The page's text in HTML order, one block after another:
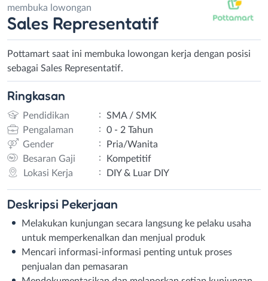
membuka lowongan
Sales Representatif
Pottamart saat ini membuka lowongan kerja dengan posisi
sebagai Sales Representatif.
Ringkasan
Pendidikan :
SMA / SMK
Pengalaman
:
0 - 2 Tahun
Gender
:
Pria/Wanita
Besaran Gaji
:
Kompetitif
Lokasi Kerja
: DIY & Luar DIY
Deskripsi Pekerjaan
Melakukan kunjungan secara langsung ke pelaku usaha
untuk memperkenalkan dan menjual produk
Mencari informasi-informasi penting untuk proses
penjualan dan pemasaran